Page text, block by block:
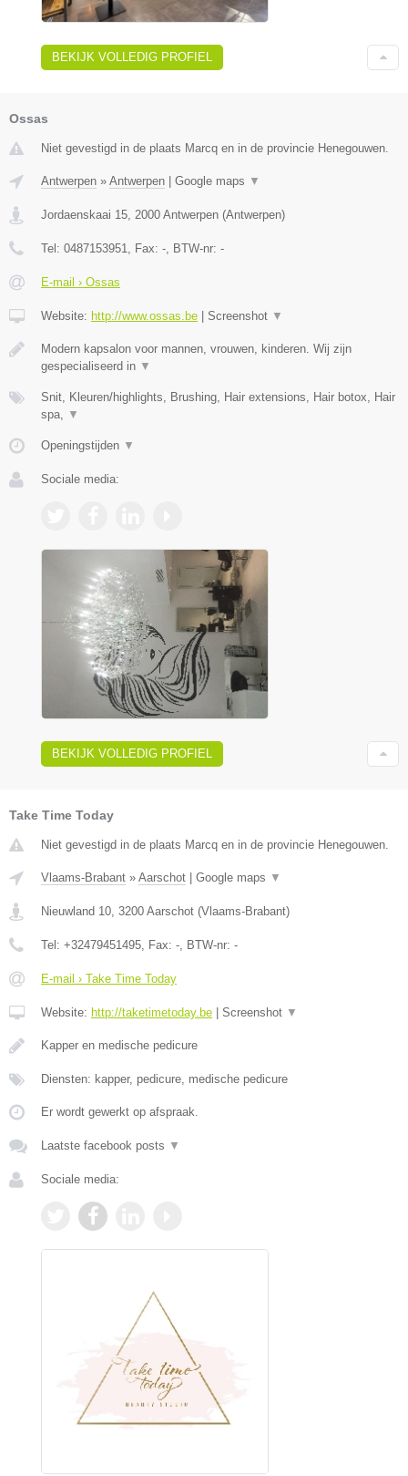
BEKIJK VOLLEDIG PROFIEL
Ossas
Niet gevestigd in de plaats Marcq en in de provincie Henegouwen.
Antwerpen » Antwerpen | Google maps ▼
Jordaenskaai 15 2000 Antwerpen (Antwerpen)
Tel: 0487153951 , Fax: - , BTW-nr: -
E-mail › Ossas
Website: http://www.ossas.be | Screenshot ▼
Modern kapsalon voor mannen, vrouwen, kinderen. Wij zijn
gespecialiseerd in ▼
Snit, Kleuren/highlights, Brushing, Hair extensions, Hair botox, Hair
spa,
▼
Openingstijden ▼
Sociale media:
BEKIJK VOLLEDIG PROFIEL
Take Time Today
Niet gevestigd in de plaats Marcq en in de provincie Henegouwen.
Vlaams-Brabant » Aarschot Google maps ▼
Nieuwland 10, 3200 Aarschot (Vlaams-Brabant)
Tel: +32479451495, Fax: -, BTW-nr: -
E-mail › Take Time Today
Website: http://taketimetoday.be Screenshot ▼
Kapper en medische pedicure
Diensten: kapper, pedicure, medische pedicure
Er wordt gewerkt op afspraak.
Laatste facebook posts ▼
Sociale media: